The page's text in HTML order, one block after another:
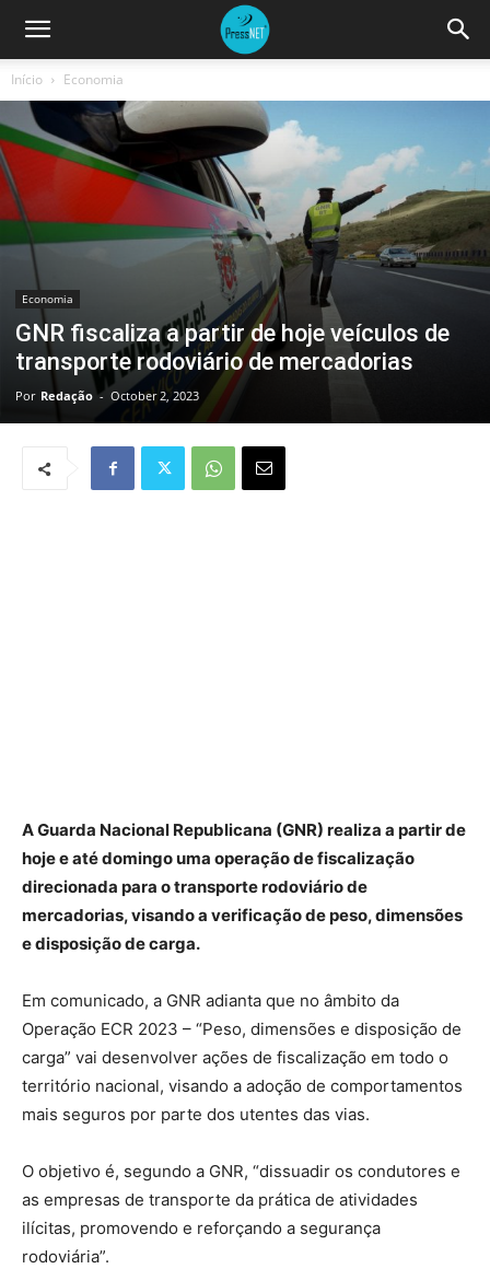
Início Economia
Economia
GNR fiscaliza a partir de hoje veículos de
transporte rodoviário de mercadorias
Por Redação - October 2, 2023
A Guarda Nacional Republicana (GNR) realiza a partir de
hoje e até domingo uma operação de fiscalização
direcionada para o transporte rodoviário de
mercadorias, visando a verificação de peso, dimensões
e disposição de carga.
Em comunicado, a GNR adianta que no âmbito da
Operação ECR 2023 – “Peso, dimensões e disposição de
carga” vai desenvolver ações de fiscalização em todo o
território nacional, visando a adoção de comportamentos
mais seguros por parte dos utentes das vias.
O objetivo é, segundo a GNR, “dissuadir os condutores e
as empresas de transporte da prática de atividades
ilícitas, promovendo e reforçando a segurança
rodoviária”.